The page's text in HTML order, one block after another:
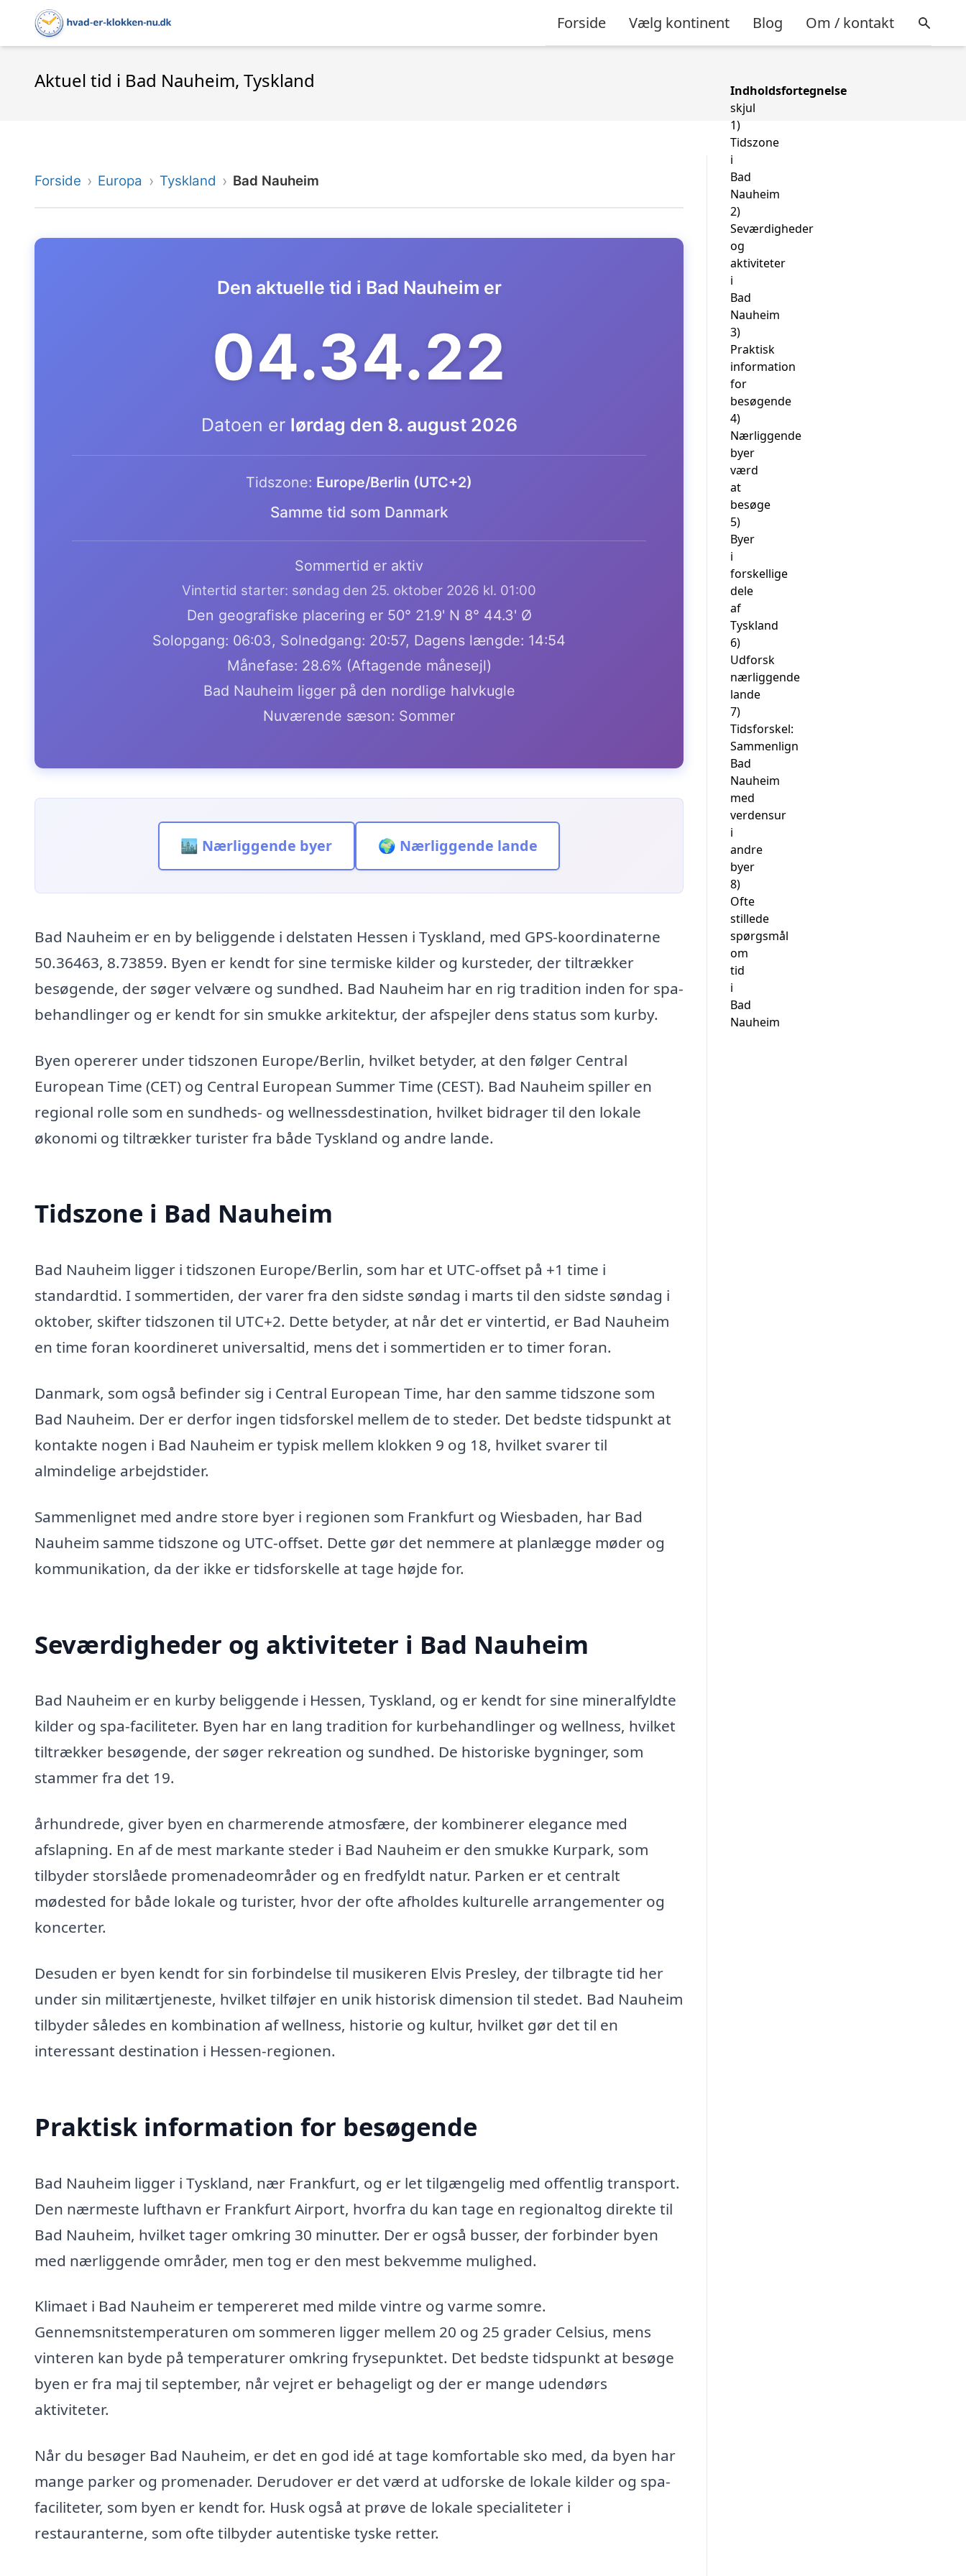
Forside Vælg kontinent Blog Om / kontakt
Aktuel tid i Bad Nauheim, Tyskland
Forside Europa Tyskland Bad Nauheim
Den aktuelle tid i Bad Nauheim er
04.34.23
Datoen er lørdag den 8. august 2026
Tidszone: Europe/Berlin (UTC+2)
Samme tid som Danmark
Sommertid er aktiv
Vintertid starter: søndag den 25. oktober 2026 kl. 01:00
Den geografiske placering er 50° 21.9' N 8° 44.3' Ø
Solopgang: 06:03, Solnedgang: 20:57, Dagens længde: 14:54
Månefase: 28.6% (Aftagende månesejl)
Bad Nauheim ligger på den nordlige halvkugle
Nuværende sæson: Sommer
🏙️ Nærliggende byer 🌍 Nærliggende lande
Bad Nauheim er en by beliggende i delstaten Hessen i Tyskland, med GPS-koordinaterne
50.36463, 8.73859. Byen er kendt for sine termiske kilder og kursteder, der tiltrækker
besøgende, der søger velvære og sundhed. Bad Nauheim har en rig tradition inden for spa-
behandlinger og er kendt for sin smukke arkitektur, der afspejler dens status som kurby.
Byen opererer under tidszonen Europe/Berlin, hvilket betyder, at den følger Central
European Time (CET) og Central European Summer Time (CEST). Bad Nauheim spiller en
regional rolle som en sundheds- og wellnessdestination, hvilket bidrager til den lokale
økonomi og tiltrækker turister fra både Tyskland og andre lande.
Tidszone i Bad Nauheim
Bad Nauheim ligger i tidszonen Europe/Berlin, som har et UTC-offset på +1 time i
standardtid. I sommertiden, der varer fra den sidste søndag i marts til den sidste søndag i
oktober, skifter tidszonen til UTC+2. Dette betyder, at når det er vintertid, er Bad Nauheim
en time foran koordineret universaltid, mens det i sommertiden er to timer foran.
Danmark, som også befinder sig i Central European Time, har den samme tidszone som
Bad Nauheim. Der er derfor ingen tidsforskel mellem de to steder. Det bedste tidspunkt at
kontakte nogen i Bad Nauheim er typisk mellem klokken 9 og 18, hvilket svarer til
almindelige arbejdstider.
Sammenlignet med andre store byer i regionen som Frankfurt og Wiesbaden, har Bad
Nauheim samme tidszone og UTC-offset. Dette gør det nemmere at planlægge møder og
kommunikation, da der ikke er tidsforskelle at tage højde for.
Seværdigheder og aktiviteter i Bad Nauheim
Bad Nauheim er en kurby beliggende i Hessen, Tyskland, og er kendt for sine mineralfyldte
kilder og spa-faciliteter. Byen har en lang tradition for kurbehandlinger og wellness, hvilket
tiltrækker besøgende, der søger rekreation og sundhed. De historiske bygninger, som
stammer fra det 19.
århundrede, giver byen en charmerende atmosfære, der kombinerer elegance med
afslapning. En af de mest markante steder i Bad Nauheim er den smukke Kurpark, som
tilbyder storslåede promenadeområder og en fredfyldt natur. Parken er et centralt
mødested for både lokale og turister, hvor der ofte afholdes kulturelle arrangementer og
koncerter.
Desuden er byen kendt for sin forbindelse til musikeren Elvis Presley, der tilbragte tid her
under sin militærtjeneste, hvilket tilføjer en unik historisk dimension til stedet. Bad Nauheim
tilbyder således en kombination af wellness, historie og kultur, hvilket gør det til en
interessant destination i Hessen-regionen.
Praktisk information for besøgende
Bad Nauheim ligger i Tyskland, nær Frankfurt, og er let tilgængelig med offentlig transport.
Den nærmeste lufthavn er Frankfurt Airport, hvorfra du kan tage en regionaltog direkte til
Bad Nauheim, hvilket tager omkring 30 minutter. Der er også busser, der forbinder byen
med nærliggende områder, men tog er den mest bekvemme mulighed.
Klimaet i Bad Nauheim er tempereret med milde vintre og varme somre.
Gennemsnitstemperaturen om sommeren ligger mellem 20 og 25 grader Celsius, mens
vinteren kan byde på temperaturer omkring frysepunktet. Det bedste tidspunkt at besøge
byen er fra maj til september, når vejret er behageligt og der er mange udendørs
aktiviteter.
Når du besøger Bad Nauheim, er det en god idé at tage komfortable sko med, da byen har
mange parker og promenader. Derudover er det værd at udforske de lokale kilder og spa-
faciliteter, som byen er kendt for. Husk også at prøve de lokale specialiteter i
restauranterne, som ofte tilbyder autentiske tyske retter.
Indholdsfortegnelse
skjul
1)
Tidszone
i
Bad
Nauheim
2)
Seværdigheder
og
aktiviteter
i
Bad
Nauheim
3)
Praktisk
information
for
besøgende
4)
Nærliggende
byer
værd
at
besøge
5)
Byer
i
forskellige
dele
af
Tyskland
6)
Udforsk
nærliggende
lande
7)
Tidsforskel:
Sammenlign
Bad
Nauheim
med
verdensur
i
andre
byer
8)
Ofte
stillede
spørgsmål
om
tid
i
Bad
Nauheim